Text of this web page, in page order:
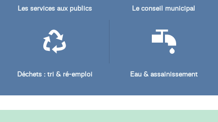
Les services aux publics Le conseil municipal
Déchets : tri & ré-emploi Eau & assainissement